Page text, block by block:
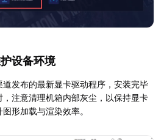
设备环境
发布的最新显卡驱动程序，安装完毕
注意清理机箱内部灰尘，以保持显卡
形加载与渲染效率。